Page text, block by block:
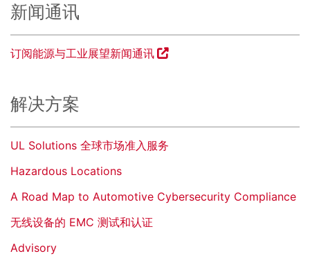
新闻通讯
订阅能源与工业展望新闻通讯
解决方案
UL Solutions 全球市场准入服务
Hazardous Locations
A Road Map to Automotive Cybersecurity Compliance
无线设备的 EMC 测试和认证
Advisory